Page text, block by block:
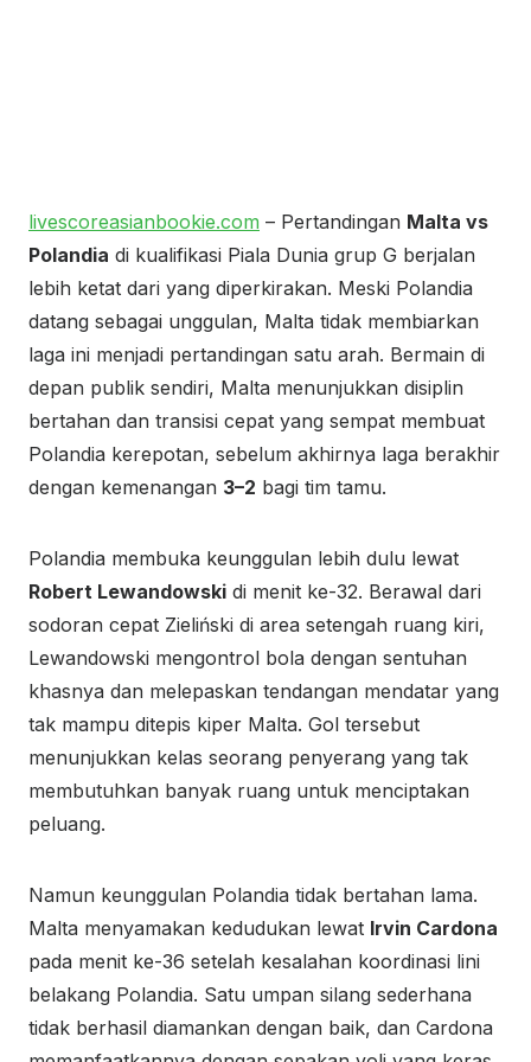
livescoreasianbookie.com – Pertandingan Malta vs
Polandia di kualifikasi Piala Dunia grup G berjalan
lebih ketat dari yang diperkirakan. Meski Polandia
datang sebagai unggulan, Malta tidak membiarkan
laga ini menjadi pertandingan satu arah. Bermain di
depan publik sendiri, Malta menunjukkan disiplin
bertahan dan transisi cepat yang sempat membuat
Polandia kerepotan, sebelum akhirnya laga berakhir
dengan kemenangan 3–2 bagi tim tamu.
Polandia membuka keunggulan lebih dulu lewat
Robert Lewandowski di menit ke-32. Berawal dari
sodoran cepat Zieliński di area setengah ruang kiri,
Lewandowski mengontrol bola dengan sentuhan
khasnya dan melepaskan tendangan mendatar yang
tak mampu ditepis kiper Malta. Gol tersebut
menunjukkan kelas seorang penyerang yang tak
membutuhkan banyak ruang untuk menciptakan
peluang.
Namun keunggulan Polandia tidak bertahan lama.
Malta menyamakan kedudukan lewat Irvin Cardona
pada menit ke-36 setelah kesalahan koordinasi lini
belakang Polandia. Satu umpan silang sederhana
tidak berhasil diamankan dengan baik, dan Cardona